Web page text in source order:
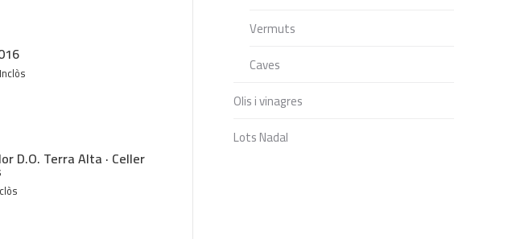
D.O. Terra Alta · Celler
Vermuts
Caves
Olis i vinagres
Lots Nadal